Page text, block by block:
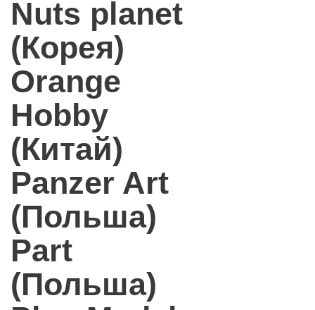
Nuts planet
(Корея)
Orange
Hobby
(Китай)
Panzer Art
(Польша)
Part
(Польша)